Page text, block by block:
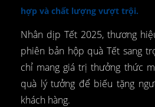
hợp và chất lượng vượt trội.
Nhân dịp Tết 2025, thương
phiên bản hộp quà Tết sang
chỉ mang giá trị thưởng thức
quà lý tưởng để biếu tặng
khách hàng.